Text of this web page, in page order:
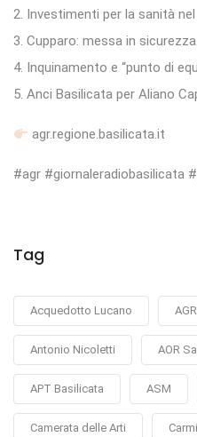
2. Investimenti per la sanità
3. Cupparo: messa in
4. Inquinamento e “punto di
5. Anci Basilicata per Aliano
agr.regione.basilicata.it
#agr #giornaleradiobasilicata
Tag
Acquedotto Lucano
Antonio Nicoletti AOR
APT Basilicata ASM
Camerata delle Arti